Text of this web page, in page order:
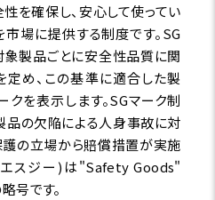
を確保し、安心して使ってい
場に提供する制度です。SG
製品ごとに安全性品質に関
定め、この基準に適合した製
クを表示します。SGマーク制
品の欠陥による人身事故に対
護の立場から賠償措置が実施
エスジー)は"Safety Goods"
号です。